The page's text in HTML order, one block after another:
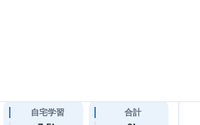
自宅学習 合計